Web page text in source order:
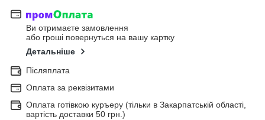
Ви отримаєте замовлення
або гроші повернуться на вашу картку
Детальніше
Післяплата
Оплата за реквізитами
Оплата готівкою куръеру (тільки в Закарпатській області,
вартість доставки 50 грн.)